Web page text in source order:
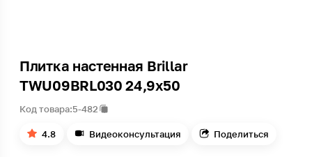
Плитка настенная Brillar
TWU09BRL030 24,9х50
Код товара:5-482
4.8 Видеоконсультация Поделиться